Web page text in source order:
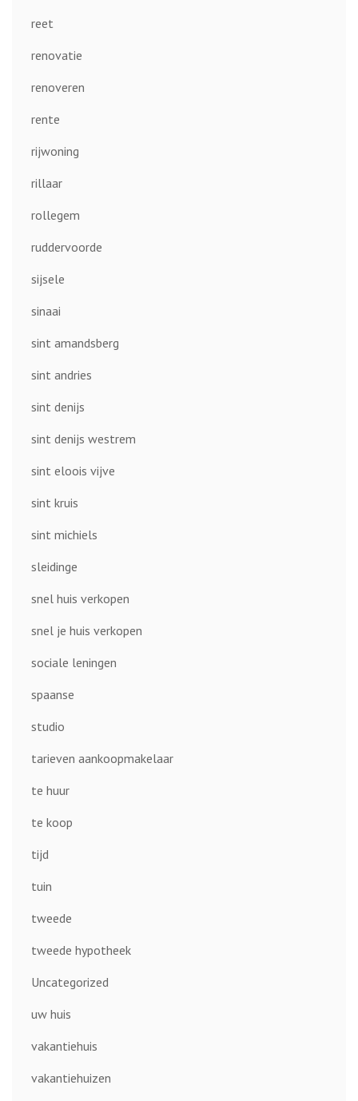
reet
renovatie
renoveren
rente
rijwoning
rillaar
rollegem
ruddervoorde
sijsele
sinaai
sint amandsberg
sint andries
sint denijs
sint denijs westrem
sint eloois vijve
sint kruis
sint michiels
sleidinge
snel huis verkopen
snel je huis verkopen
sociale leningen
spaanse
studio
tarieven aankoopmakelaar
te huur
te koop
tijd
tuin
tweede
tweede hypotheek
Uncategorized
uw huis
vakantiehuis
vakantiehuizen